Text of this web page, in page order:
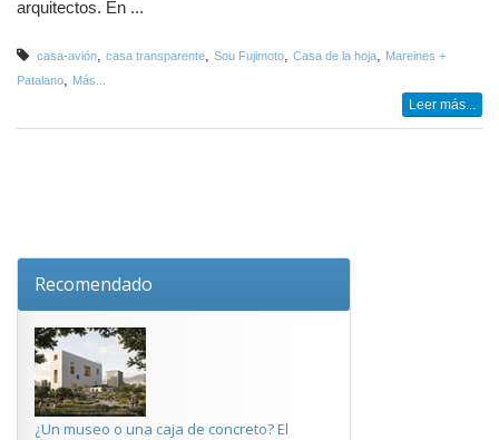
arquitectos. En ...
casa-avión casa transparente Sou Fujimoto Casa de la hoja
Mareines +
Patalano
Más...
Leer más...
Recomendado
¿Un museo o una caja de concreto? El